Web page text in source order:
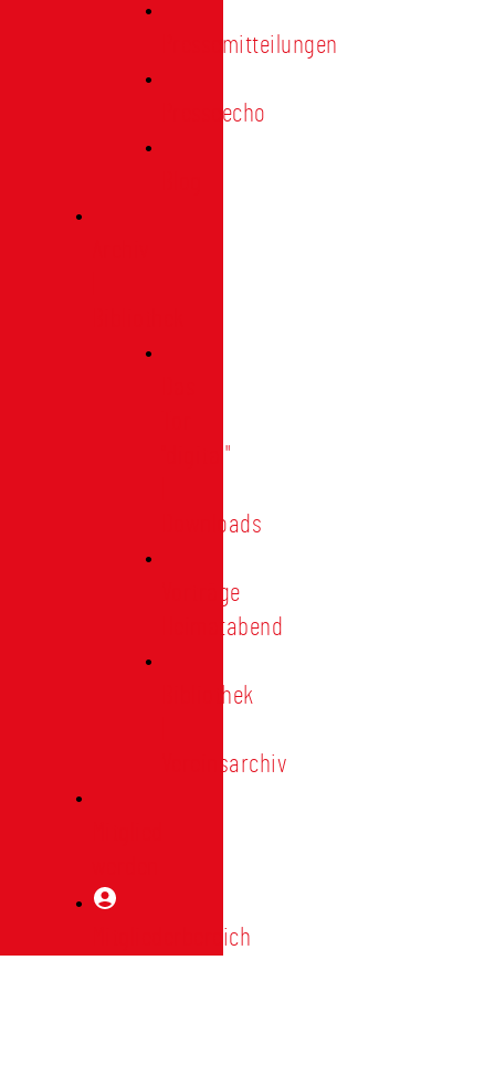
Pressemitteilungen
Presseecho
"digital"
Downloads
Vorträge
Heimatabend
Bibliothek
Vereinsarchiv
Mitgliederbereich